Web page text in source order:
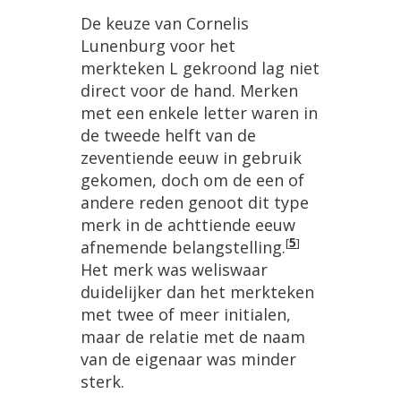
De keuze van Cornelis
Lunenburg voor het
merkteken L gekroond lag niet
direct voor de hand. Merken
met een enkele letter waren in
de tweede helft van de
zeventiende eeuw in gebruik
gekomen, doch om de een of
andere reden genoot dit type
merk in de achttiende eeuw
afnemende belangstelling.[5]
Het merk was weliswaar
duidelijker dan het merkteken
met twee of meer initialen,
maar de relatie met de naam
van de eigenaar was minder
sterk.